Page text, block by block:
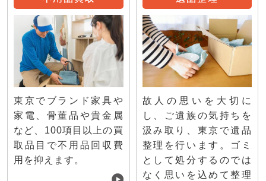
東京でブランド家具や
家電、骨董品や貴金属
など、100項目以上の買
取品目で不用品回収費
用を抑えます。
故人の思いを大切に
し、ご遺族の気持ちを
汲み取り、東京で遺品
整理を行います。ゴミ
として処分するのでは
なく思いを込めて整理